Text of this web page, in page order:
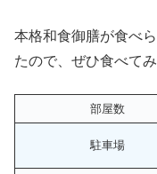
本格和食御膳が食べ
たので、ぜひ食べて
部屋数
駐車場